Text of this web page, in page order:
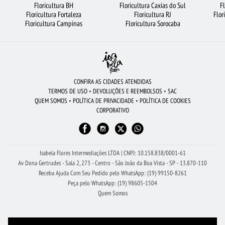
FLORICULTURA SÃO BERNARDO DO CAMPO CESTA DE CHOCOLATE
FLORICULTURA BELÉM
FLORICULTURA SÃO JOSÉ DOS CAMPOS
CIDADES MAIS PROCURADAS ROSAS FLORICULTURA GOIÂNIA
FLORES COLORIDAS
FLORICULTURA SP FLORICULTURA OSASCO
VIOLETA FLORICULTURA BH FLORICULTURA MANAUS
Floricultura BH
Floricultura Fortaleza
Floricultura Campinas
Floricultura Caxias do Sul
Floricultura RJ
Floricultura Sorocaba
CONFIRA AS CIDADES ATENDIDAS
TERMOS DE USO • DEVOLUÇÕES E REEMBOLSOS • SAC
QUEM SOMOS • POLÍTICA DE PRIVACIDADE • POLÍTICA DE COOKIES
CORPORATIVO
Isabela Flores Intermediações LTDA | CNPJ: 10.158.838/0001-61
Av Dona Gertrudes - Sala 2, 273 - Centro - São João da Boa Vista - SP - 13.870-110
Receba Ajuda Com Seu Pedido pelo WhatsApp: (19) 99150-8261
Peça pelo WhatsApp: (19) 98605-1504
Quem Somos